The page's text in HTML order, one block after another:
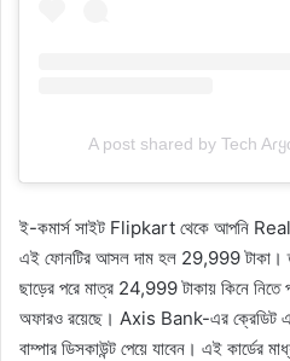
A post shared by Tech
ই-কমার্স সাইট Flipkart থেকে আপনি
এই ফোনটির আসল দাম হল 29,999 টাকা।
ছাড়ের পরে মাত্র 24,999 টাকায় কিনে
অফারও রয়েছে। Axis Bank-এর ক্রেডিট এবং
বাম্পার ডিসকাউন্ট পেয়ে যাবেন। এই কার্ডের